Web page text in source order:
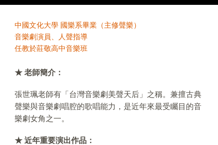
中國文化大學 國樂系畢業（主修聲樂）
音樂劇演員、人聲指導
任教於莊敬高中音樂班
★ 老師簡介：
張世珮老師有「台灣音樂劇美聲天后」之稱。兼擅古典
聲樂與音樂劇唱腔的歌唱能力，是近年來最受矚目的音
樂劇女角之一。
★ 近年重要演出作品：